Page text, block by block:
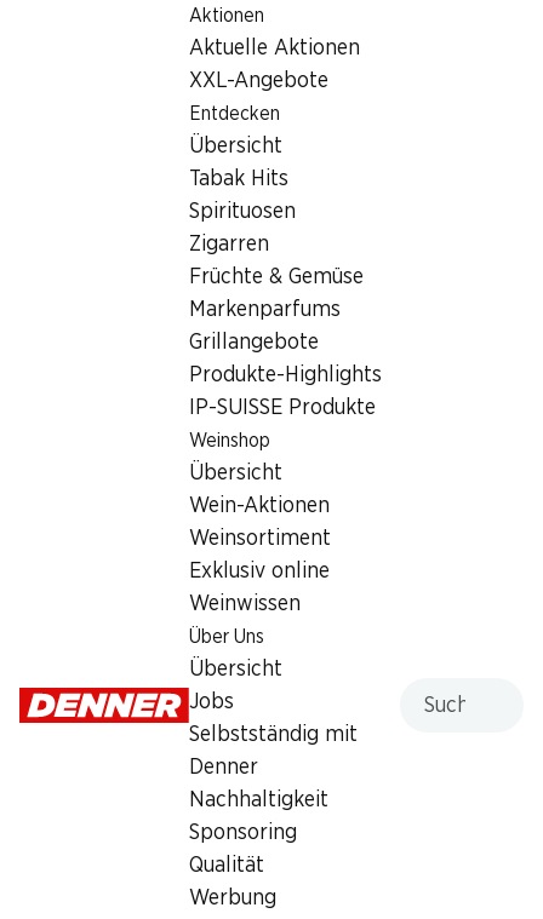
Aktionen
Aktuelle Aktionen
XXL-Angebote
Entdecken
Übersicht
Tabak Hits
Spirituosen
Zigarren
Früchte & Gemüse
Markenparfums
Grillangebote
Produkte-Highlights
IP-SUISSE Produkte
Weinshop
Übersicht
Wein-Aktionen
Weinsortiment
Exklusiv online
Weinwissen
Über Uns
Übersicht
Jobs
Selbstständig mit
Denner
Nachhaltigkeit
Sponsoring
Qualität
Werbung
Filialsuche
Denner Filiale Hertizentrum 10, 6303 Zug
6303 Zug, Einkaufscenter
Hertizentrum 10, 6303 Zug
Zur Wegbeschreibung
Öffnungszeiten
Dienstag
Besondere Öffnungszeiten